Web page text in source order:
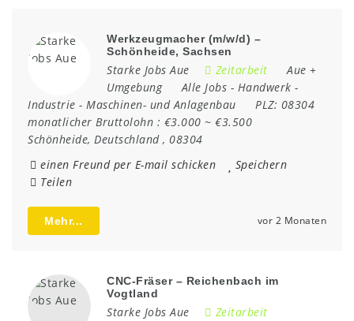
Werkzeugmacher (m/w/d) –
Schönheide, Sachsen
Starke Jobs Aue Zeitarbeit
Aue +
Umgebung
Alle Jobs - Handwerk -
Industrie - Maschinen- und Anlagenbau PLZ: 08304
monatlicher Bruttolohn : €3.000 ~ €3.500
Schönheide, Deutschland, 08304
einen Freund per E-mail schicken
Speichern
Teilen
Mehr... vor 2 Monaten
CNC-Fräser – Reichenbach im
Vogtland
Starke Jobs Aue
Zeitarbeit